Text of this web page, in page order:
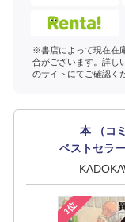
※書店によって現在在
合がございます。詳し
のサイトにてご確認く
本 （コ
ベストセラ
1位